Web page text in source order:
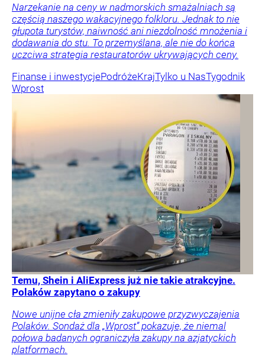
Narzekanie na ceny w nadmorskich smażalniach są
częścią naszego wakacyjnego folkloru. Jednak to nie
głupota turystów, naiwność ani niezdolność mnożenia i
dodawania do stu. To przemyślana, ale nie do końca
uczciwa strategia restauratorów ukrywających ceny.
Finanse i inwestycjePodróżeKrajTylko u NasTygodnik
Wprost
Temu, Shein i AliExpress już nie takie atrakcyjne.
Polaków zapytano o zakupy
Nowe unijne cła zmieniły zakupowe przyzwyczajenia
Polaków. Sondaż dla „Wprost” pokazuje, że niemal
połowa badanych ograniczyła zakupy na azjatyckich
platformach.